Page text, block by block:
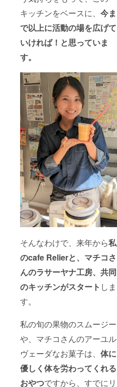
キッチンをベースに、 今ま
で以上に活動の場を広げて
いければ！と思っていま
す。
そんなわけで、来年から私
のcafe Relierと、マチコさ
んのラサーヤナ工房、共同
のキッチンがスタート しま
す。
私の旬の果物のスムージー
や、マチコさんのアーユル
ヴェーダなお菓子は、 体に
優しく体を労わってくれる
おやつですから、すでにリ